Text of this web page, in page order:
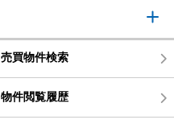
売買物件検索
物件閲覧履歴